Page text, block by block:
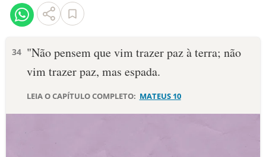
VERSÍCULOS
PALAVRA DO DIA
34 "Não pensem que vim trazer paz à terra; não
vim trazer paz, mas espada.
LEIA O CAPÍTULO COMPLETO: MATEUS 10